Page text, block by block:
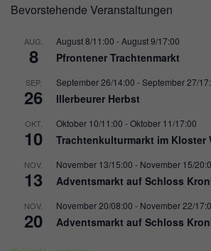
Bevorstehende Veranstaltungen
AUG.
8
August 8/11:00 -August 9/17:00
Pfrontener Trachtenmarkt
SEP.
26
September 26/14:00 -September 27/
Illerbeurer Herbst
OKT.
10
Oktober 10/11:00 -Oktober 11/17:00
Trachtenkulturmarkt im Kloster
NOV.
13
November 13/15:00 - November 15/
Adventsmarkt auf Schloss
NOV.
20
November 20/08:00 - November 22/
Adventsmarkt auf Schloss